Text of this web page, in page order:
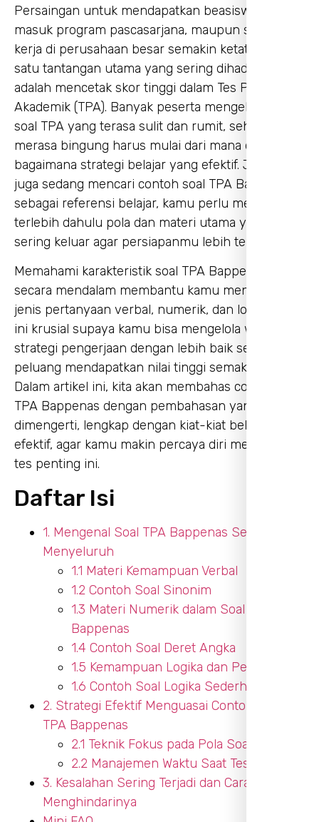
Persaingan untuk mendapatkan beasiswa S2,
masuk program pascasarjana, maupun seleksi
kerja di perusahaan besar semakin ketat. Salah
satu tantangan utama yang sering dihadapi
adalah mencetak skor tinggi dalam Tes Potensi
Akademik (TPA). Banyak peserta mengeluhkan
soal TPA yang terasa sulit dan rumit, sehingga
merasa bingung harus mulai dari mana dan
bagaimana strategi belajar yang efektif. Jika kamu
juga sedang mencari contoh soal TPA Bappenas
sebagai referensi belajar, kamu perlu memahami
terlebih dahulu pola dan materi utama yang
sering keluar agar persiapanmu lebih terarah.
Memahami karakteristik soal TPA Bappenas
secara mendalam membantu kamu mengenali
jenis pertanyaan verbal, numerik, dan logika. Hal
ini krusial supaya kamu bisa mengelola waktu dan
strategi pengerjaan dengan lebih baik sehingga
peluang mendapatkan nilai tinggi semakin besar.
Dalam artikel ini, kita akan membahas contoh soal
TPA Bappenas dengan pembahasan yang mudah
dimengerti, lengkap dengan kiat-kiat belajar yang
efektif, agar kamu makin percaya diri menghadapi
tes penting ini.
Daftar Isi
1. Mengenal Soal TPA Bappenas Secara
Menyeluruh
1.1 Materi Kemampuan Verbal
1.2 Contoh Soal Sinonim
1.3 Materi Numerik dalam Soal TPA
Bappenas
1.4 Contoh Soal Deret Angka
1.5 Kemampuan Logika dan Penalaran
1.6 Contoh Soal Logika Sederhana
2. Strategi Efektif Menguasai Contoh Soal
TPA Bappenas
2.1 Teknik Fokus pada Pola Soal
2.2 Manajemen Waktu Saat Tes
3. Kesalahan Sering Terjadi dan Cara
Menghindarinya